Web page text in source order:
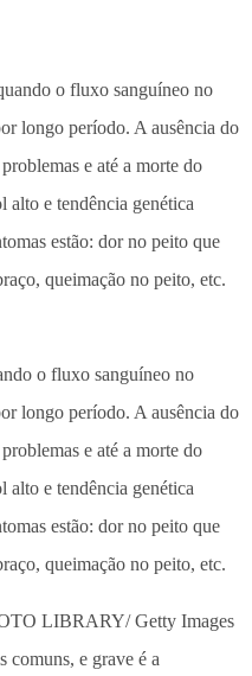
o fluxo sanguíneo no
longo período. A ausência do
e até a morte do
alto e tendência genética
estão: dor no peito que
queimação no peito, etc.
LIBRARY/ Getty Images